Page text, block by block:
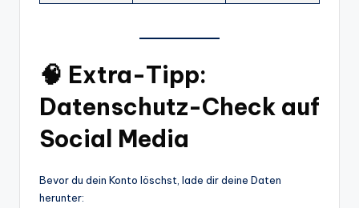
🧠 Extra-Tipp:
Datenschutz-Check auf
Social Media
Bevor du dein Konto löschst, lade dir deine Daten
herunter: